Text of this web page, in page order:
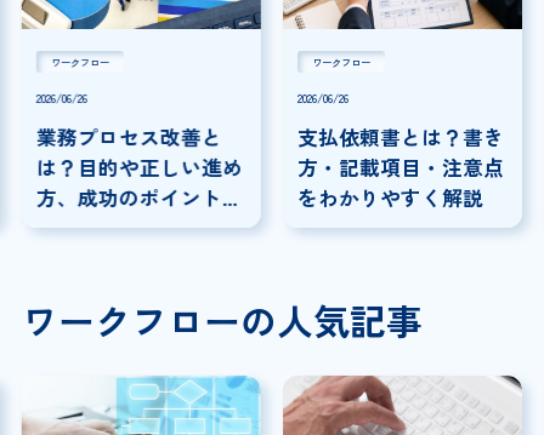
ワークフロー
2026/06/26
業務プロセス改善と
は？目的や正しい進め
方、成功のポイントを
解説
ワークフロー
2026/06/26
支払依頼書とは？書き
方・記載項目・注意点
をわかりやすく解説
ワークフローの人気記事